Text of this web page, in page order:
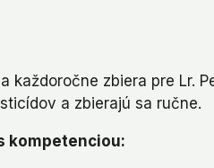
každoročne zbiera pre Lr.
a zbierajú sa ručne.
kompetenciou: